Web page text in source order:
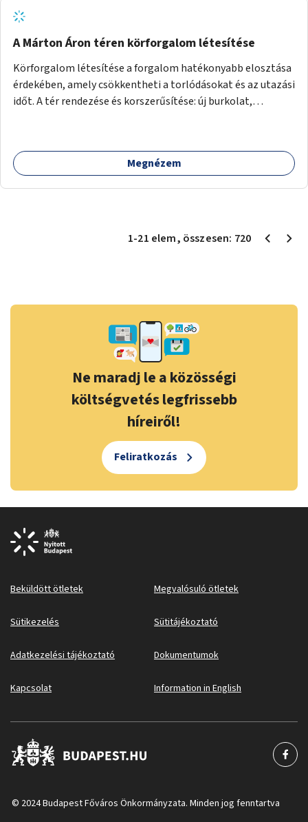
A Márton Áron téren körforgalom létesítése
Körforgalom létesítése a forgalom hatékonyabb elosztása
érdekében, amely csökkentheti a torlódásokat és az utazási
időt. A tér rendezése és korszerűsítése: új burkolat,
időznek.
Megnézem
1-21 elem, összesen: 720
Ne maradj le a közösségi
költségvetés legfrissebb
híreiről!
Feliratkozás
Beküldött ötletek Megvalósuló ötletek
Sütikezelés Sütitájékoztató
Adatkezelési tájékoztató Dokumentumok
Kapcsolat Information in English
© 2024 Budapest Főváros Önkormányzata. Minden jog fenntartva